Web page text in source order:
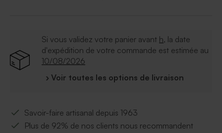
Si vous validez votre panier avant h, la date
d'expédition de votre commande est estimée au
10/08/2026
› Voir toutes les options de livraison
Savoir-faire artisanal depuis 1963
Plus de 92% de nos clients nous recommandent